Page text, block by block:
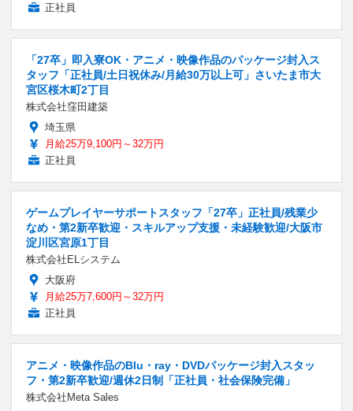
正社員
「27卒」即入寮OK・アニメ・映像作品のパッケージ封入ス
タッフ「正社員/土日祝休み/月給30万以上可」さいたま市大
宮区桜木町2丁目
株式会社窪田建築
埼玉県
月給25万9,100円～32万円
正社員
ゲームプレイヤーサポートスタッフ「27卒」正社員/残業少
なめ・第2新卒歓迎・スキルアップ支援・未経験歓迎/大阪市
淀川区宮原1丁目
株式会社ELシステム
大阪府
月給25万7,600円～32万円
正社員
アニメ・映像作品のBlu・ray・DVDパッケージ封入スタッ
フ・第2新卒歓迎/週休2日制「正社員・社会保険完備」
株式会社Meta Sales